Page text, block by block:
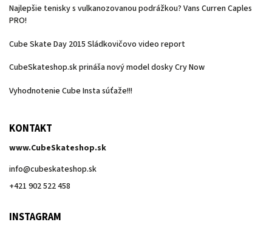
Najlepšie tenisky s vulkanozovanou podrážkou? Vans Curren Caples
PRO!
Cube Skate Day 2015 Sládkovičovo video report
CubeSkateshop.sk prináša nový model dosky Cry Now
Vyhodnotenie Cube Insta súťaže!!!
KONTAKT
www.CubeSkateshop.sk
info@cubeskateshop.sk
+421 902 522 458
INSTAGRAM